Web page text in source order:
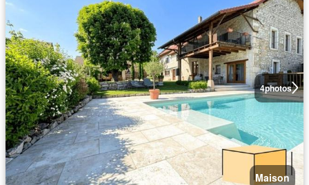
4photos
Maison